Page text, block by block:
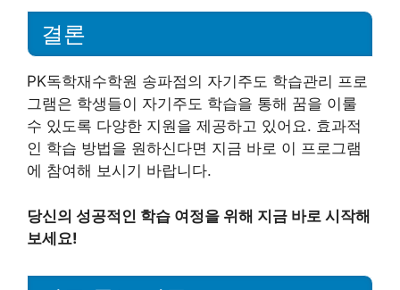
결론
PK독학재수학원 송파점의 자기주도 학습관리 프로
그램은 학생들이 자기주도 학습을 통해 꿈을 이룰
수 있도록 다양한 지원을 제공하고 있어요. 효과적
인 학습 방법을 원하신다면 지금 바로 이 프로그램
에 참여해 보시기 바랍니다.
당신의 성공적인 학습 여정을 위해 지금 바로 시작해
보세요!